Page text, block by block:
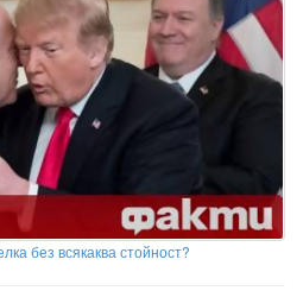
без всякаква стойност?